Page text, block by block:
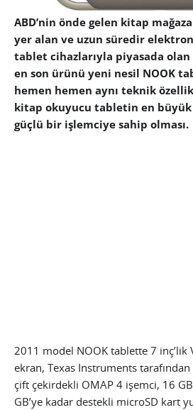
ABD’nin önde gelen kitap
yer alan ve uzun süredir
tablet cihazlarıyla piyasada olan
en son ürünü yeni nesil NOOK
hemen hemen aynı teknik
kitap okuyucu tabletin en
güçlü bir işlemciye sahip olması.
2011 model NOOK tablette 7 inç’lik
ekran, Texas Instruments tarafından
çift çekirdekli OMAP 4 işemci, 16
GB’ye kadar destekli microSD kart